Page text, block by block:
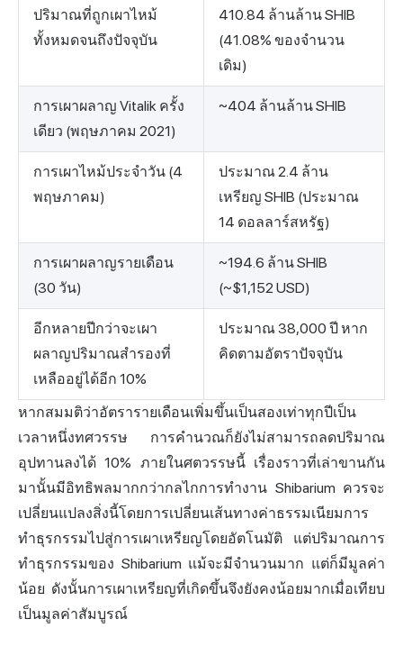
ปริมาณที่ถูกเผาไหม้
ทั้งหมดจนถึงปัจจุบัน
410.84 ล้านล้าน SHIB
(41.08% ของจำนวน
เดิม)
การเผาผลาญ Vitalik ครั้ง
เดียว (พฤษภาคม 2021)
~404 ล้านล้าน SHIB
การเผาไหม้ประจำวัน (4
พฤษภาคม)
ประมาณ 2.4 ล้าน
เหรียญ SHIB (ประมาณ
14 ดอลลาร์สหรัฐ)
การเผาผลาญรายเดือน
(30 วัน)
~194.6 ล้าน SHIB
(~$1,152 USD)
อีกหลายปีกว่าจะเผา
ผลาญปริมาณสำรองที่
เหลืออยู่ได้อีก 10%
ประมาณ 38,000 ปี หาก
คิดตามอัตราปัจจุบัน
หากสมมติว่าอัตรารายเดือนเพิ่มขึ้นเป็นสองเท่าทุกปีเป็น
เวลาหนึ่งทศวรรษ การคำนวณก็ยังไม่สามารถลดปริมาณ
อุปทานลงได้ 10% ภายในศตวรรษนี้ เรื่องราวที่เล่าขานกัน
มานั้นมีอิทธิพลมากกว่ากลไกการทำงาน Shibarium ควรจะ
เปลี่ยนแปลงสิ่งนี้โดยการเปลี่ยนเส้นทางค่าธรรมเนียมการ
ทำธุรกรรมไปสู่การเผาเหรียญโดยอัตโนมัติ แต่ปริมาณการ
ทำธุรกรรมของ Shibarium แม้จะมีจำนวนมาก แต่ก็มีมูลค่า
น้อย ดังนั้นการเผาเหรียญที่เกิดขึ้นจึงยังคงน้อยมากเมื่อเทียบ
เป็นมูลค่าสัมบูรณ์